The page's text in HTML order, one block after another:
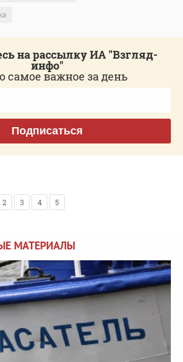
на рассылку ИА "Взгляд-
инфо"
самое важное за день
Подписаться
2 3 4 5
МАТЕРИАЛЫ